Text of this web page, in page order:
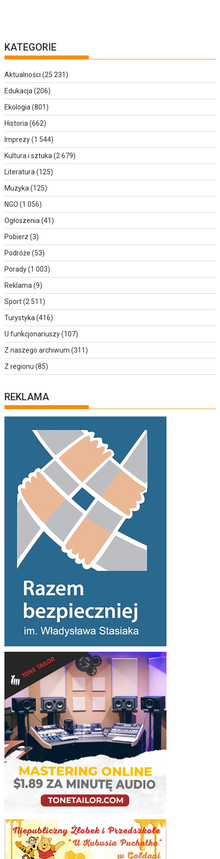
KATEGORIE
Aktualności (25 231)
Edukacja (206)
Ekologia (801)
Historia (662)
Imprezy(1 544)
Kultura i sztuka (2 679)
Literatura (125)
Muzyka (125)
NGO (1 056)
Ogłoszenia (41)
Pobierz (3)
Podróże (53)
Porady(1 003)
Reklama (9)
Sport(2 511)
Turystyka (416)
U funkcjonariuszy(107)
Z naszego archiwum (311)
Z regionu (85)
REKLAMA